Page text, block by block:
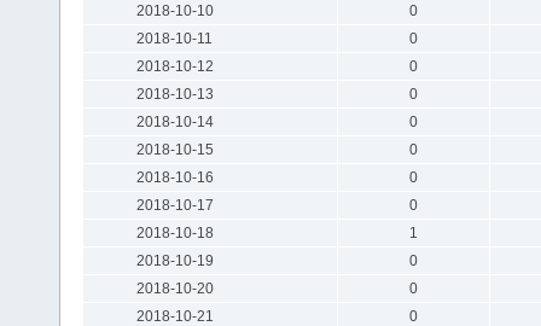
2018-10-10
0
2018-10-11
0
2018-10-12
0
2018-10-13
0
2018-10-14
0
2018-10-15
0
2018-10-16
0
2018-10-17
0
2018-10-18
1
2018-10-19
0
2018-10-20
0
2018-10-21
0